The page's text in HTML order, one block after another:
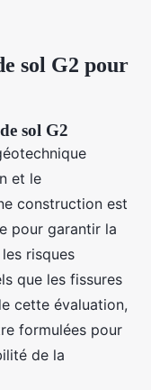
sol G2 pour
sol G2
et le
construction est
pour garantir la
risques
que les fissures
cette évaluation,
formulées pour
de la